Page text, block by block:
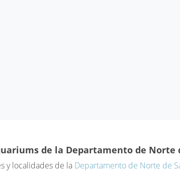
de la Departamento de Norte
y localidades de la Departamento de Norte de